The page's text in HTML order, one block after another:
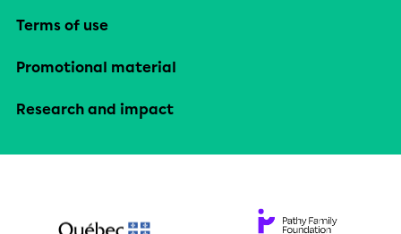
Terms of use
Promotional material
Research and impact